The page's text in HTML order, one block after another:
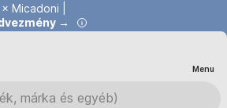
Micadoni |
→
Menu